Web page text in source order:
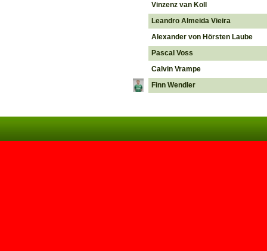
Vinzenz van Koll
Leandro Almeida Vieira
Alexander von Hörsten Laube
Pascal Voss
Calvin Vrampe
Finn Wendler